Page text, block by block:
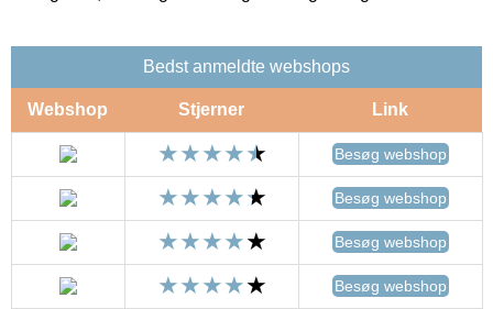
Bedst anmeldte webshops
Webshop Stjerner Link
Besøg webshop
Besøg webshop
Besøg webshop
Besøg webshop